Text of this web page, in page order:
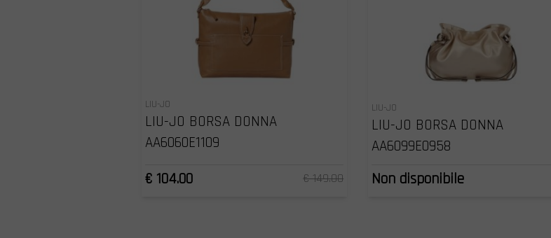
LIU-JO
LIU-JO BORSA DONNA
AA6060E1109
€ 104.00
€ 149.00
LIU-JO
LIU-JO BORSA DONNA
AA6099E0958
Non disponibile